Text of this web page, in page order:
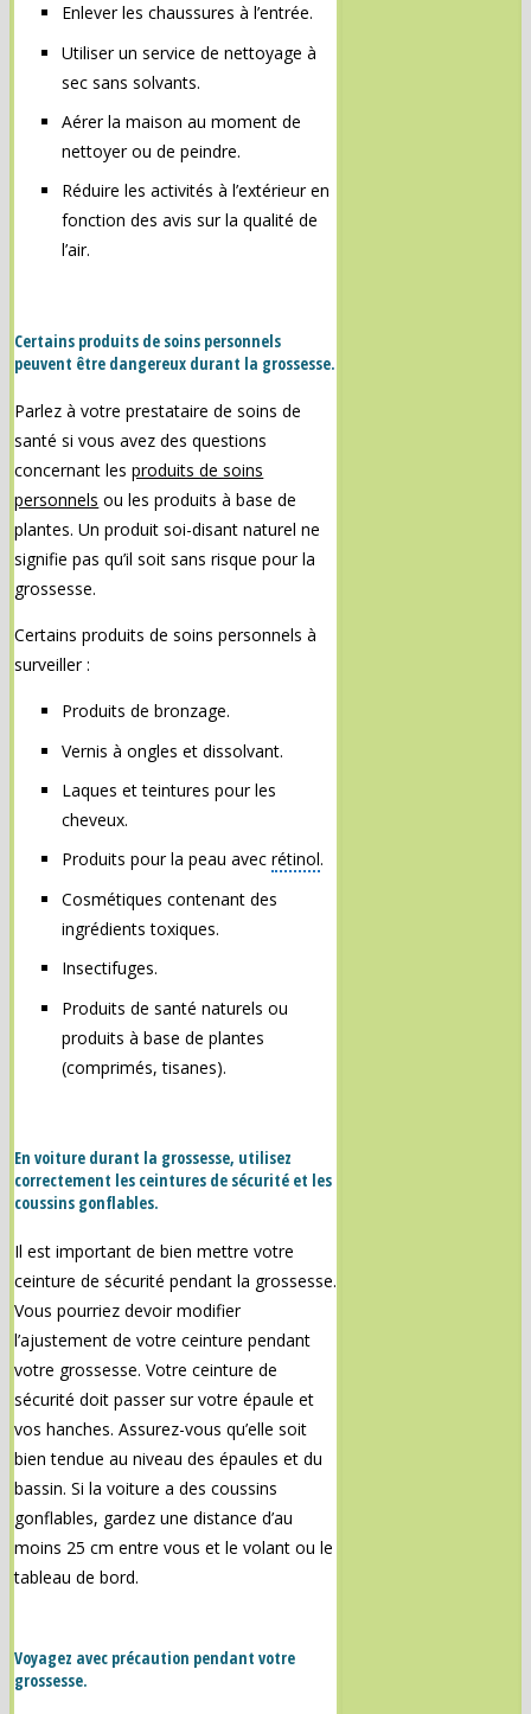
Enlever les chaussures à l’entrée.
Utiliser un service de nettoyage à
sec sans solvants.
Aérer la maison au moment de
nettoyer ou de peindre.
Réduire les activités à l’extérieur en
fonction des avis sur la qualité de
l’air.
Certains produits de soins personnels
peuvent être dangereux durant la grossesse.
Parlez à votre prestataire de soins de
santé si vous avez des questions
concernant lesproduits de soins
personnels ou les produits à base de
plantes. Un produit soi-disant naturel ne
signifie pas qu’il soit sans risque pour la
grossesse.
Certains produits de soins personnels à
surveiller :
Produits de bronzage.
Vernis à ongles et dissolvant.
Laques et teintures pour les
cheveux.
Produits pour la peau avecrétinol.
Cosmétiques contenant des
ingrédients toxiques.
Insectifuges.
Produits de santé naturels ou
produits à base de plantes
(comprimés, tisanes).
En voiture durant la grossesse, utilisez
correctement les ceintures de sécurité et les
coussins gonflables.
Il est important de bien mettre votre
ceinture de sécurité pendant la grossesse.
Vous pourriez devoir modifier
l’ajustement de votre ceinture pendant
votre grossesse. Votre ceinture de
sécurité doit passer sur votre épaule et
vos hanches. Assurez-vous qu’elle soit
bien tendue au niveau des épaules et du
bassin. Si la voiture a des coussins
gonflables, gardez une distance d’au
moins 25 cm entre vous et le volant ou le
tableau de bord.
Voyagez avec précaution pendant votre
grossesse.